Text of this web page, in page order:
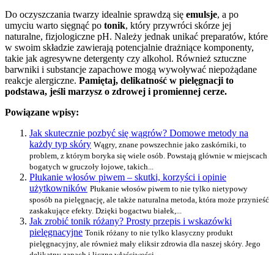
Do oczyszczania twarzy idealnie sprawdzą się emulsje, a po
umyciu warto sięgnąć po tonik, który przywróci skórze jej
naturalne, fizjologiczne pH. Należy jednak unikać preparatów, które
w swoim składzie zawierają potencjalnie drażniące komponenty,
takie jak agresywne detergenty czy alkohol. Również sztuczne
barwniki i substancje zapachowe mogą wywoływać niepożądane
reakcje alergiczne. Pamiętaj, delikatność w pielęgnacji to
podstawa, jeśli marzysz o zdrowej i promiennej cerze.
Powiązane wpisy:
Jak skutecznie pozbyć się wągrów? Domowe metody na
każdy typ skóry Wągry, znane powszechnie jako zaskórniki, to
problem, z którym boryka się wiele osób. Powstają głównie w miejscach
bogatych w gruczoły łojowe, takich...
Płukanie włosów piwem – skutki, korzyści i opinie
użytkowników Płukanie włosów piwem to nie tylko nietypowy
sposób na pielęgnację, ale także naturalna metoda, która może przynieść
zaskakujące efekty. Dzięki bogactwu białek,...
Jak zrobić tonik różany? Prosty przepis i wskazówki
pielęgnacyjne Tonik różany to nie tylko klasyczny produkt
pielęgnacyjny, ale również mały eliksir zdrowia dla naszej skóry. Jego